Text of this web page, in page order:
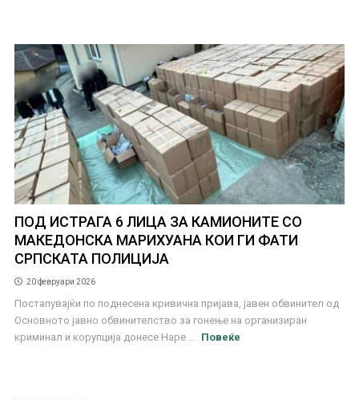
ПОД ИСТРАГА 6 ЛИЦА ЗА КАМИОНИТЕ СО
МАКЕДОНСКА МАРИХУАНА КОИ ГИ ФАТИ
СРПСКАТА ПОЛИЦИЈА
20 февруари 2026
Постапувајќи по поднесена кривична пријава, јавен обвинител од
Основното јавно обвинителство за гонење на организиран
криминал и корупција донесе Наре ...
Повеќе